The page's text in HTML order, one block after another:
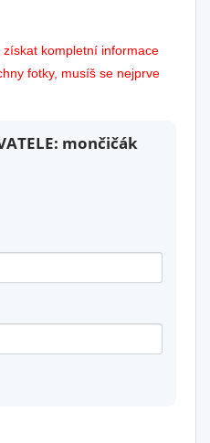
kompletní informace
fotky, musíš se nejprve
mončičák